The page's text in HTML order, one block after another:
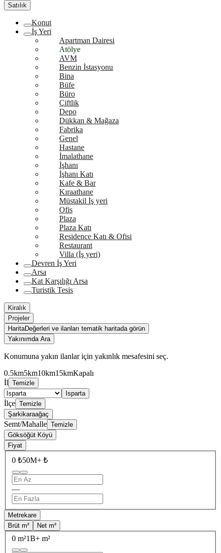
Satılık
Konut
İş Yeri
Apartman Dairesi
Atölye
AVM
Benzin İstasyonu
Bina
Büfe
Büro
Çiftlik
Depo
Dükkan & Mağaza
Fabrika
Genel
Hastane
İmalathane
İşhanı
İşhanı Katı
Kafe & Bar
Kıraathane
Müstakil İş yeri
Ofis
Plaza
Plaza Katı
Residence Katı & Ofisi
Restaurant
Villa (İş yeri)
Devren İş Yeri
Arsa
Kat Karşılığı Arsa
Turistik Tesis
Kiralık
Projeler
HaritaDeğerleri ve ilanları tematik haritada görün
Yakınımda Ara
Konumuna yakın ilanlar için yakınlık mesafesini seç.
0.5km5km10km15kmKapalı
İl Temizle
Isparta
İlçe Temizle
Şarkikaraağaç
Semt/Mahalle Temizle
Göksöğüt Köyü
Fiyat
0 ₺50M+ ₺
—
Metrekare
Brüt m²
Net m²
0 m²1B+ m²